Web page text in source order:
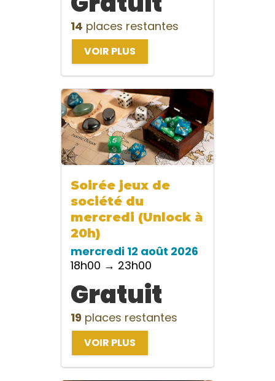
14 places restantes
VOIR PLUS
Soirée jeux de
société du
mercredi (Unlock à
20h)
mercredi 12 août 2026
18h00 → 23h00
Gratuit
19 places restantes
VOIR PLUS